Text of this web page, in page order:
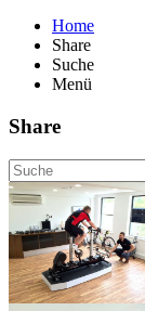
Home
Share
Suche
Menü
Share